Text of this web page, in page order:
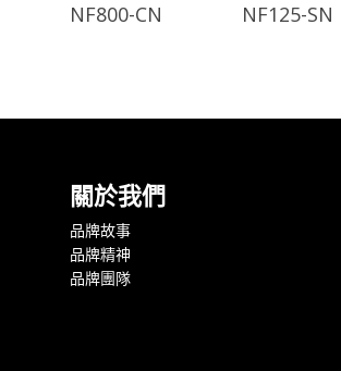
NF800-CN NF125-SN
關於我們
品牌故事
品牌精神
品牌團隊